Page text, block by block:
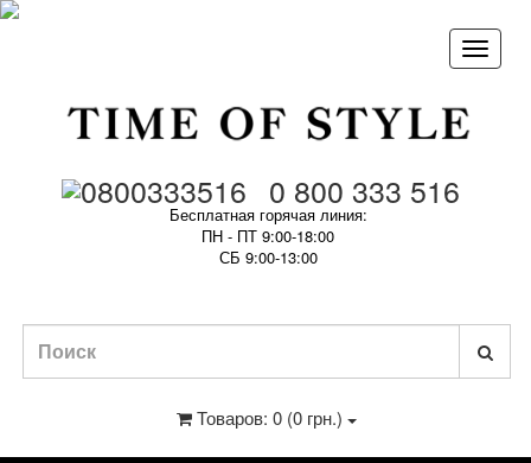
0 800 333 516
Бесплатная горячая линия:
ПН - ПТ 9:00-18:00
СБ 9:00-13:00
Товаров: 0 (0 грн.)